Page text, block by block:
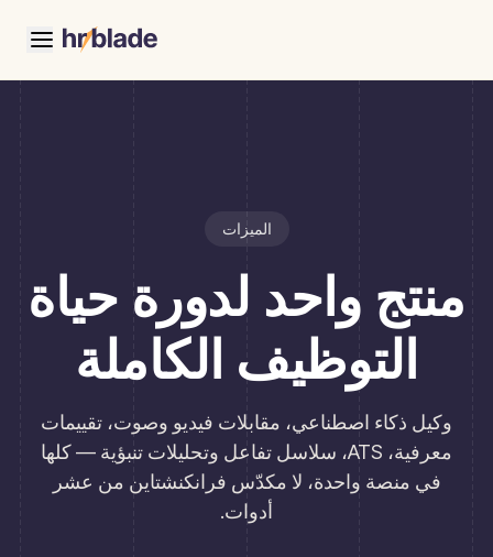
الميزات
منتج واحد لدورة حياة
التوظيف الكاملة
وكيل ذكاء اصطناعي، مقابلات فيديو وصوت، تقييمات
معرفية، ATS، سلاسل تفاعل وتحليلات تنبؤية — كلها
في منصة واحدة، لا مكدّس فرانكنشتاين من عشر
أدوات.